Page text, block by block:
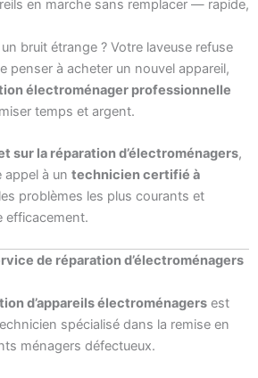
en marche sans remplacer — rapide,
bruit étrange ? Votre laveuse refuse
penser à acheter un nouvel appareil,
électroménager professionnelle
temps et argent.
sur la réparation d’électroménagers,
appel à un technicien certifié à
problèmes les plus courants et
efficacement.
de réparation d’électroménagers
d’appareils électroménagers est
spécialisé dans la remise en
ménagers défectueux.